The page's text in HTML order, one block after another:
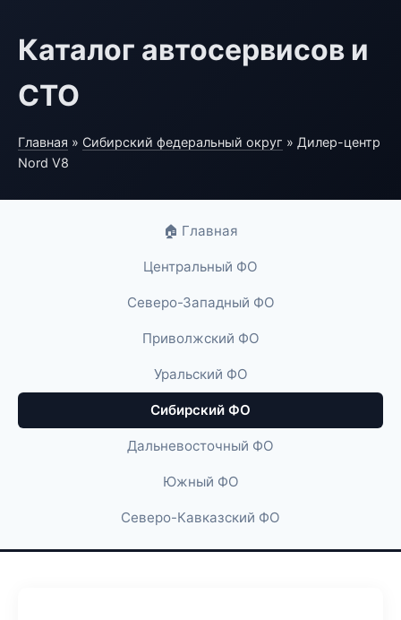
Каталог автосервисов и
СТО
Главная » Сибирский федеральный округ » Дилер-центр
Nord V8
🏠 Главная
Центральный ФО
Северо-Западный ФО
Приволжский ФО
Уральский ФО
Сибирский ФО
Дальневосточный ФО
Южный ФО
Северо-Кавказский ФО